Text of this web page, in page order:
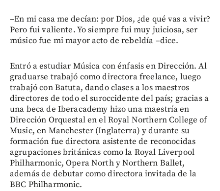
–En mi casa me decían: por Dios, ¿de qué vas a vivir?
Pero fui valiente. Yo siempre fui muy juiciosa, ser
músico fue mi mayor acto de rebeldía –dice.
Entró a estudiar Música con énfasis en Dirección. Al
graduarse trabajó como directora freelance, luego
trabajó con Batuta, dando clases a los maestros
directores de todo el suroccidente del país; gracias a
una beca de Iberacademy hizo una maestría en
Dirección Orquestal en el Royal Northern College of
Music, en Manchester (Inglaterra) y durante su
formación fue directora asistente de reconocidas
agrupaciones británicas como la Royal Liverpool
Philharmonic, Opera North y Northern Ballet,
además de debutar como directora invitada de la
BBC Philharmonic.